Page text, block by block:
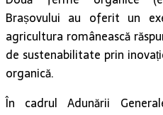
Brașovului au oferit un
agricultura românească
de sustenabilitate prin
organică.
În cadrul Adunării